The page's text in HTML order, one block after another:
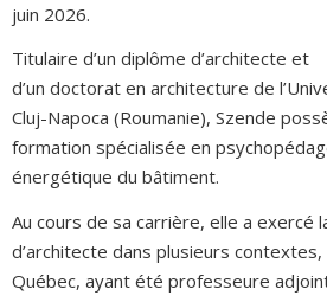
juin 2026.
Titulaire d’un diplôme d’architecte et
d’un doctorat en architecture de
Cluj-Napoca (Roumanie), Szende
formation spécialisée en
énergétique du bâtiment.
Au cours de sa carrière, elle a exercé
d’architecte dans plusieurs
Québec, ayant été professeure